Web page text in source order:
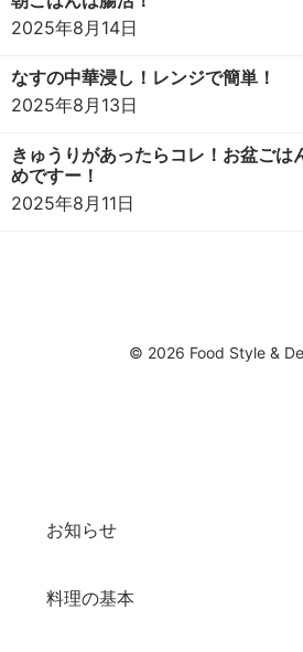
2025年8月14日
なすの中華浸し！レンジで簡単！
2025年8月13日
きゅうりがあったらコレ！お盆ごは
めですー！
2025年8月11日
© 2026 Food Style &
お知らせ
料理の基本